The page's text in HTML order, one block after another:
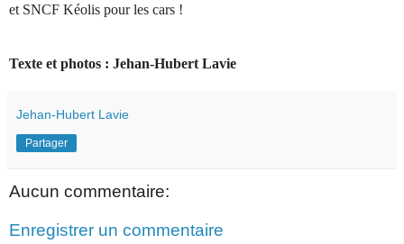
et SNCF Kéolis pour les cars !
Texte et photos : Jehan-Hubert Lavie
Jehan-Hubert Lavie
Partager
Aucun commentaire:
Enregistrer un commentaire